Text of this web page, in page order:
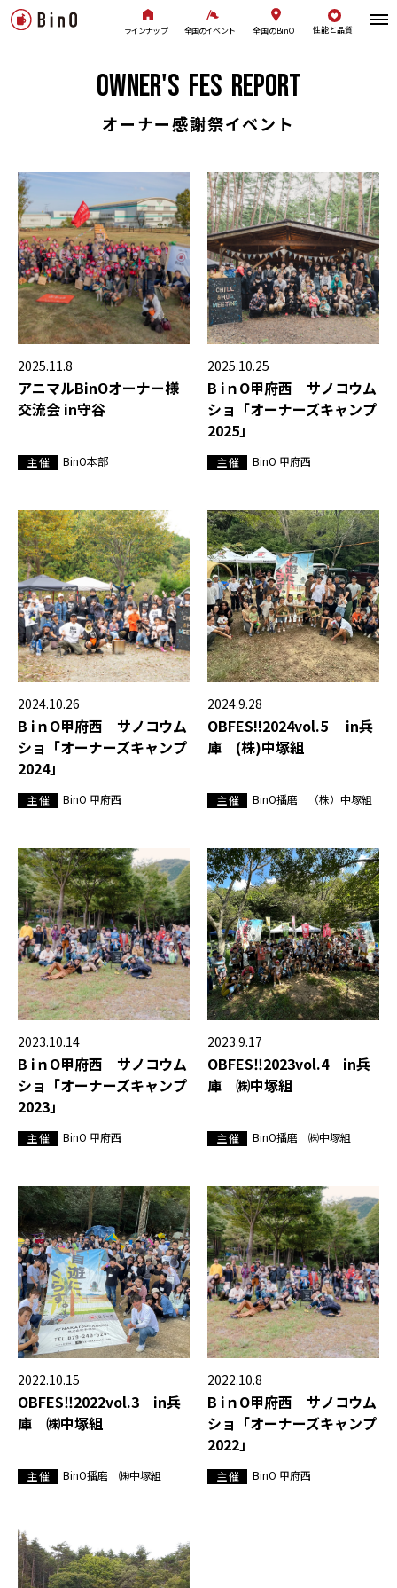
ラインナップ 全国のイベント 全国のBinO 性能と品質
OWNER'S FES REPORT
オーナー感謝祭イベント
2025.11.8
アニマルBinOオーナー様
交流会 in守谷
主 催 BinO本部
2025.10.25
B iｎO甲府西 サノコウム
ショ「オーナーズキャンプ
2025」
主 催 BinO 甲府西
2024.10.26
B iｎO甲府西 サノコウム
ショ「オーナーズキャンプ
2024」
主 催 BinO 甲府西
2024.9.28
OBFES!!2024vol.5 in兵
庫 (株)中塚組
主 催 BinO播磨 （株）中塚組
2023.10.14
B iｎO甲府西 サノコウム
ショ「オーナーズキャンプ
2023」
主 催 BinO 甲府西
2023.9.17
OBFES‼2023vol.4 in兵
庫 ㈱中塚組
主 催 BinO播磨 ㈱中塚組
2022.10.15
OBFES‼2022vol.3 in兵
庫 ㈱中塚組
主 催 BinO播磨 ㈱中塚組
2022.10.8
B iｎO甲府西 サノコウム
ショ「オーナーズキャンプ
2022」
主 催 BinO 甲府西